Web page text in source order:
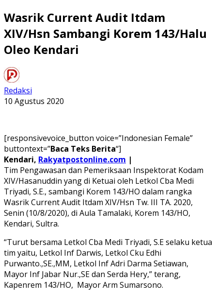
Wasrik Current Audit Itdam
XIV/Hsn Sambangi Korem 143/Halu
Oleo Kendari
Redaksi
10 Agustus 2020
[responsivevoice_button voice=”Indonesian Female”
buttontext=”Baca Teks Berita“]
Kendari, Rakyatpostonline.com |
Tim Pengawasan dan Pemeriksaan Inspektorat Kodam
XIV/Hasanuddin yang di Ketuai oleh Letkol Cba Medi
Triyadi, S.E., sambangi Korem 143/HO dalam rangka
Wasrik Current Audit Itdam XIV/Hsn Tw. III TA. 2020,
Senin (10/8/2020), di Aula Tamalaki, Korem 143/HO,
Kendari, Sultra.
“Turut bersama Letkol Cba Medi Triyadi, S.E selaku ketua
tim yaitu, Letkol Inf Darwis, Letkol Cku Edhi
Purwanto.,SE.,MM, Letkol Inf Adri Darma Setiawan,
Mayor Inf Jabar Nur.,SE dan Serda Hery,” terang,
Kapenrem 143/HO, Mayor Arm Sumarsono.